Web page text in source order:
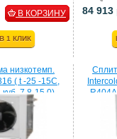
В КОРЗИНУ
1 КЛИК
84 913
низкотемп.
( t -25 -15C,
7,8-15,0)